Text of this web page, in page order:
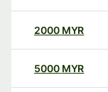
2000 MYR
5000 MYR